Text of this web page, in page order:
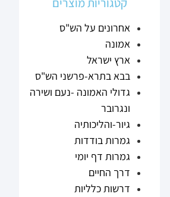
אחרונים על הש"ס
אמונה
ארץ ישראל
בבא בתרא-פרשני הש"ס
גדולי האמונה -נעם ושירה
ונגרובר
גיור-והליכותיה
גמרות בודדות
גמרות דף יומי
דרך החיים
דרשות כלליות